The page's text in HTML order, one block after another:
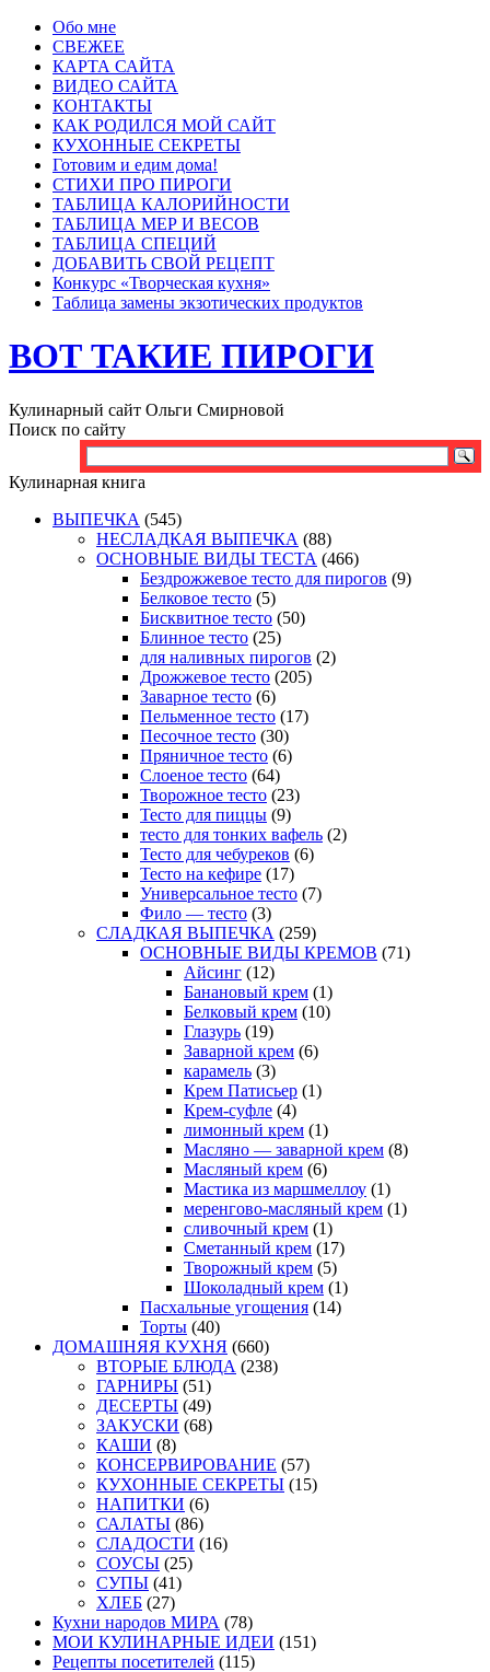
Обо мне
СВЕЖЕЕ
КАРТА САЙТА
ВИДЕО САЙТА
КОНТАКТЫ
КАК РОДИЛСЯ МОЙ САЙТ
КУХОННЫЕ СЕКРЕТЫ
Готовим и едим дома!
СТИХИ ПРО ПИРОГИ
ТАБЛИЦА КАЛОРИЙНОСТИ
ТАБЛИЦА МЕР И ВЕСОВ
ТАБЛИЦА СПЕЦИЙ
ДОБАВИТЬ СВОЙ РЕЦЕПТ
Конкурс «Творческая кухня»
Таблица замены экзотических продуктов
ВОТ ТАКИЕ ПИРОГИ
Кулинарный сайт Ольги Смирновой
Поиск по сайту
Кулинарная книга
ВЫПЕЧКА (545)
НЕСЛАДКАЯ ВЫПЕЧКА (88)
ОСНОВНЫЕ ВИДЫ ТЕСТА (466)
Бездрожжевое тесто для пирогов (9)
Белковое тесто (5)
Бисквитное тесто (50)
Блинное тесто (25)
для наливных пирогов (2)
Дрожжевое тесто (205)
Заварное тесто (6)
Пельменное тесто (17)
Песочное тесто (30)
Пряничное тесто (6)
Слоеное тесто (64)
Творожное тесто (23)
Тесто для пиццы (9)
тесто для тонких вафель (2)
Тесто для чебуреков (6)
Тесто на кефире (17)
Универсальное тесто (7)
Фило — тесто (3)
СЛАДКАЯ ВЫПЕЧКА (259)
ОСНОВНЫЕ ВИДЫ КРЕМОВ (71)
Айсинг (12)
Банановый крем (1)
Белковый крем (10)
Глазурь (19)
Заварной крем (6)
карамель (3)
Крем Патисьер (1)
Крем-суфле (4)
лимонный крем (1)
Масляно — заварной крем (8)
Масляный крем (6)
Мастика из маршмеллоу (1)
меренгово-масляный крем (1)
сливочный крем (1)
Сметанный крем (17)
Творожный крем (5)
Шоколадный крем (1)
Пасхальные угощения (14)
Торты (40)
ДОМАШНЯЯ КУХНЯ (660)
ВТОРЫЕ БЛЮДА (238)
ГАРНИРЫ (51)
ДЕСЕРТЫ (49)
ЗАКУСКИ (68)
КАШИ (8)
КОНСЕРВИРОВАНИЕ (57)
КУХОННЫЕ СЕКРЕТЫ (15)
НАПИТКИ (6)
САЛАТЫ (86)
СЛАДОСТИ (16)
СОУСЫ (25)
СУПЫ (41)
ХЛЕБ (27)
Кухни народов МИРА (78)
МОИ КУЛИНАРНЫЕ ИДЕИ (151)
Рецепты посетителей (115)